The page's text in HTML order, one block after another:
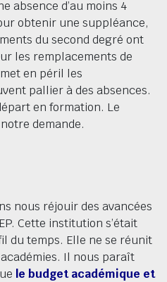
absence d’au moins 4
obtenir une suppléance,
du second degré ont
les remplacements de
en péril les
pallier à des absences.
en formation. Le
demande.
nous réjouir des avancées
Cette institution s’était
du temps. Elle ne se réunit
Il nous paraît
le budget académique et